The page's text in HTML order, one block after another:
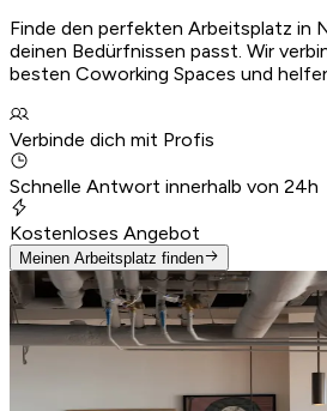
Finde den perfekten Arbeitsplatz in
deinen Bedürfnissen passt. Wir
besten Coworking Spaces und
Verbinde dich mit Profis
Schnelle Antwort innerhalb von 24h
Kostenloses Angebot
Meinen Arbeitsplatz finden